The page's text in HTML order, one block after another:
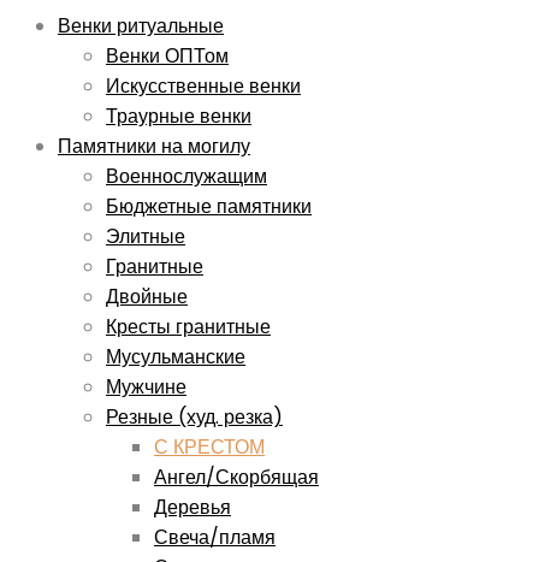
выбрать
на
странице
товара.
Венки ритуальные
Венки ОПТом
Искусственные венки
Траурные венки
Памятники на могилу
Военнослужащим
Бюджетные памятники
Элитные
Гранитные
Двойные
Кресты гранитные
Мусульманские
Мужчине
Резные (худ. резка)
С КРЕСТОМ
Ангел/Скорбящая
Деревья
Свеча/пламя